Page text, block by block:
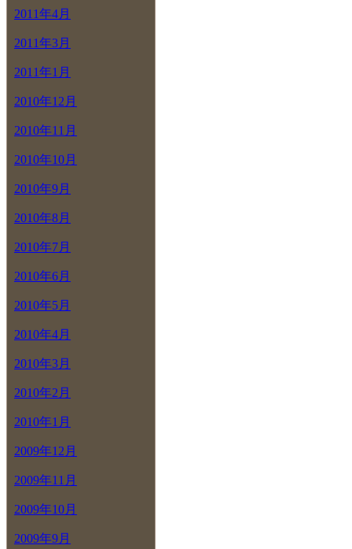
2011年4月
2011年3月
2011年1月
2010年12月
2010年11月
2010年10月
2010年9月
2010年8月
2010年7月
2010年6月
2010年5月
2010年4月
2010年3月
2010年2月
2010年1月
2009年12月
2009年11月
2009年10月
2009年9月